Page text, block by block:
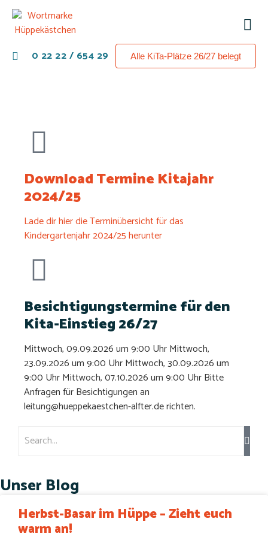
0 22 22 / 654 29 Alle KiTa-Plätze 26/27 belegt
Download Termine Kitajahr
2024/25
Lade dir hier die Terminübersicht für das
Kindergartenjahr 2024/25 herunter
Besichtigungstermine für den
Kita-Einstieg 26/27
Mittwoch, 09.09.2026 um 9:00 Uhr Mittwoch,
23.09.2026 um 9:00 Uhr Mittwoch, 30.09.2026 um
9:00 Uhr Mittwoch, 07.10.2026 um 9:00 Uhr Bitte
Anfragen für Besichtigungen an
leitung@hueppekaestchen-alfter.de richten.
Unser Blog
Herbst-Basar im Hüppe – Zieht euch
warm an!